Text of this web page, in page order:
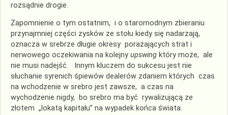
rozsądnie drogie.
Zapomnienie o tym ostatnim, i o staromodnym zbieraniu
przynajmniej części zysków ze stołu kiedy się nadarzają,
oznacza w srebrze długie okresy porażających strat i
nerwowego oczekiwania na kolejny upswing który może, ale
nie musi nadejść. Innym kluczem do sukcesu jest nie
słuchanie syrenich śpiewów dealerów zdaniem których czas
na wchodzenie w srebro jest zawsze, a czas na
wychodzenie nigdy, bo srebro ma być rywalizującą ze
złotem „lokatą kapitału” na wypadek końca świata.